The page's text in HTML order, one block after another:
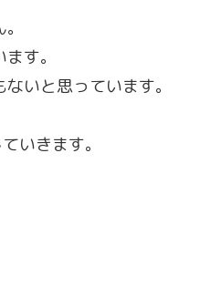
す。
いと思っています。
いきます。